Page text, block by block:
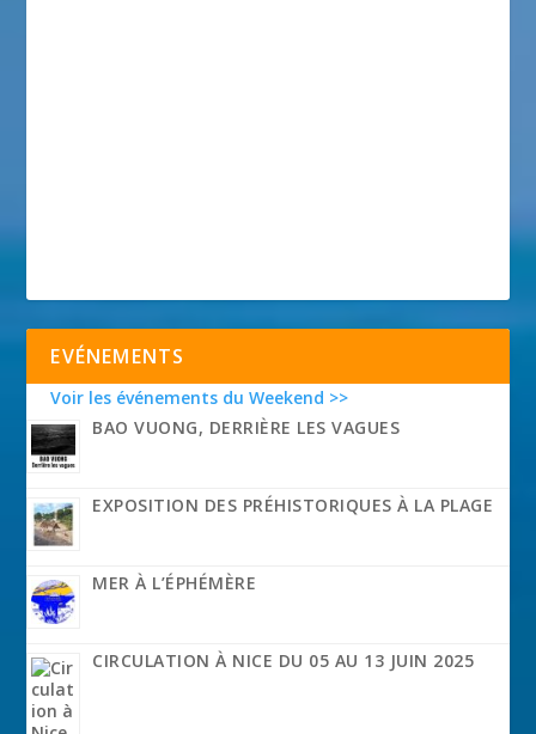
EVÉNEMENTS
Voir les événements du Weekend >>
BAO VUONG, DERRIÈRE LES VAGUES
EXPOSITION DES PRÉHISTORIQUES À LA PLAGE
MER À L’ÉPHÉMÈRE
CIRCULATION À NICE DU 05 AU 13 JUIN 2025